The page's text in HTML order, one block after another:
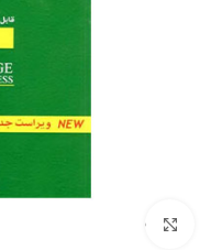
برای بزرگنمایی کلیک کنید